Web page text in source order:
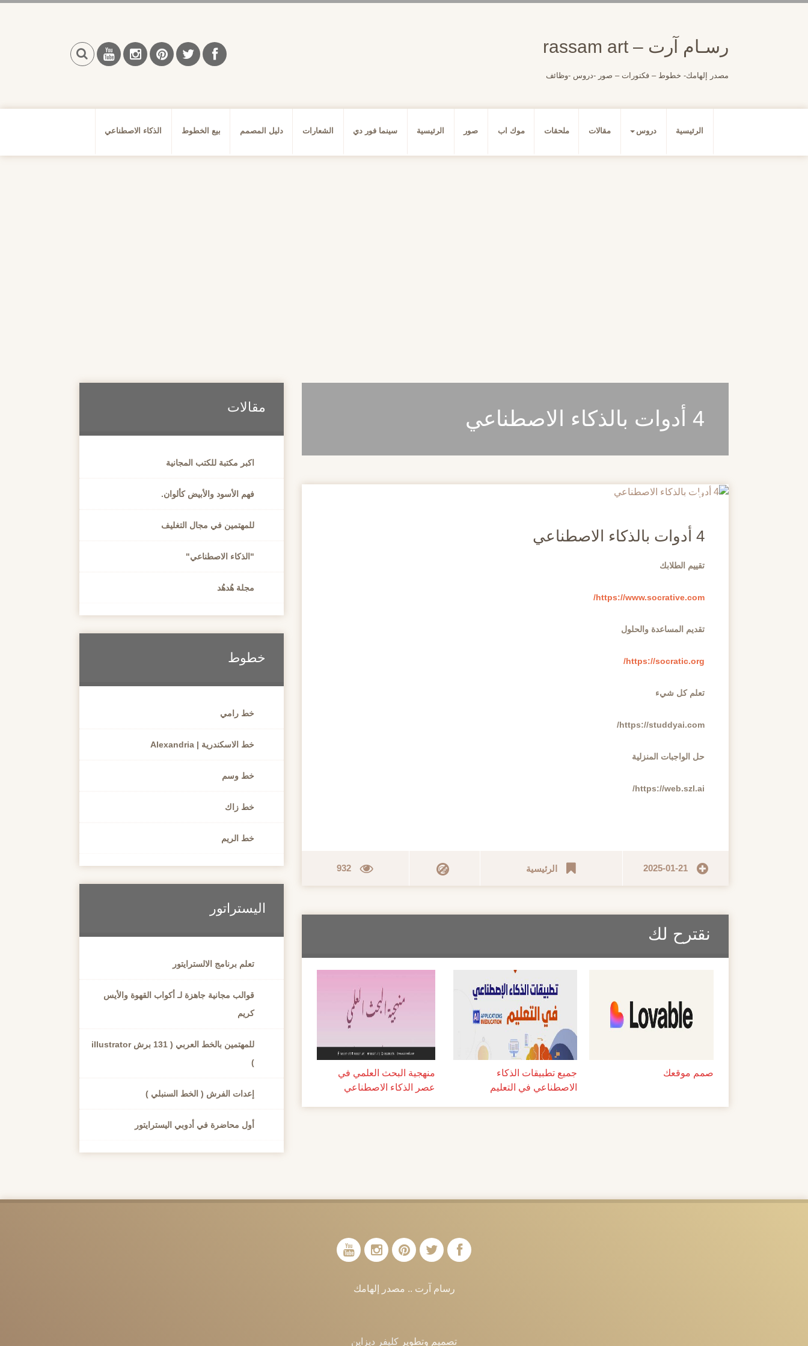
رسـام آرت – rassam art
مصدر إلهامك- خطوط – فكتورات – صور -دروس -وظائف
الرئيسية دروس مقالات ملحقات موك اب صور الرئيسية سينما فور دي الشعارات دليل المصمم بيع الخطوط الذكاء الاصطناعي
4 أدوات بالذكاء الاصطناعي
20
4 أدوات بالذكاء الاصطناعي
تقييم الطلابك
https://www.socrative.com/
تقديم المساعدة والحلول
https://socratic.org/
تعلم كل شيء
https://studdyai.com/
حل الواجبات المنزلية
https://web.szl.ai/
2025-01-21 الرئيسية 932
نقترح لك
صمم موقعك
جميع تطبيقات الذكاء
الاصطناعي في التعليم
منهجية البحث العلمي في
عصر الذكاء الاصطناعي
مقالات
اكبر مكتبة للكتب المجانية
فهم الأسود والأبيض كألوان.
للمهتمين في مجال التغليف
"الذكاء الاصطناعي"
مجلة هُدهُد
خطوط
خط رامي
خط الاسكندرية | Alexandria
خط وسم
خط زاك
خط الريم
اليستراتور
تعلم برنامج الالسترايتور
قوالب مجانية جاهزة لـ أكواب القهوة والأيس
كريم
للمهتمين بالخط العربي ( 131 برش illustrator
)
إعدات الفرش ( الخط السنبلي )
أول محاضرة في أدوبي اليسترايتور
رسام آرت .. مصدر إلهامك
تصميم وتطوير كليفر ديزاين